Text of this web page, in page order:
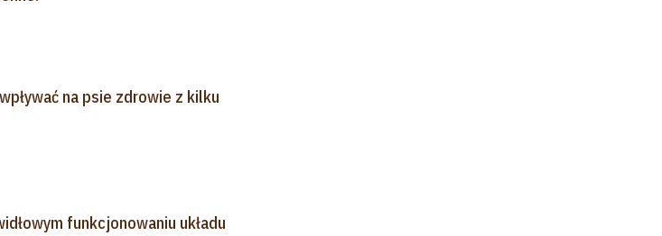
na psie zdrowie z kilku
funkcjonowaniu układu